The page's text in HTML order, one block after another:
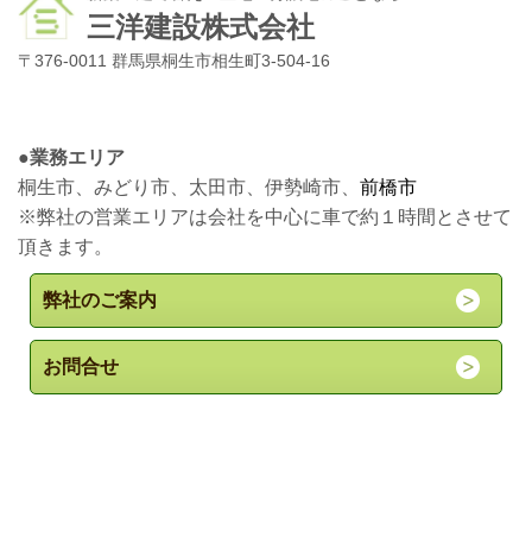
三洋建設株式会社
〒376-0011 群馬県桐生市相生町3-504-16
●業務エリア
桐生市、みどり市、太田市、伊勢崎市、 前橋市
※弊社の営業エリアは会社を中心に車で約１時間とさせて
頂きます。
弊社のご案内
お問合せ